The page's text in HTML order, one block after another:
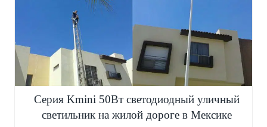
Серия Kmini 50Вт светодиодный уличный
светильник на жилой дороге в Мексике